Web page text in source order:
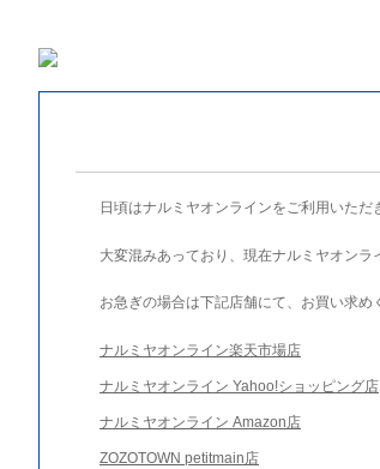
日頃はナルミヤオンラインをご利用いただ
大変混みあっており、現在ナルミヤオンラ
お急ぎの場合は下記店舗にて、お買い求め
ナルミヤオンライン楽天市場店
ナルミヤオンライン Yahoo!ショッピング店
ナルミヤオンライン Amazon店
ZOZOTOWN petitmain店